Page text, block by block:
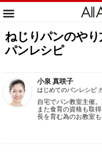
ねじりパンのや
パンレシピ
小泉 真咲子
はじめてのパンレシピ
自宅でパン教室主催
また食育の資格も取
長を育む為のお教室も